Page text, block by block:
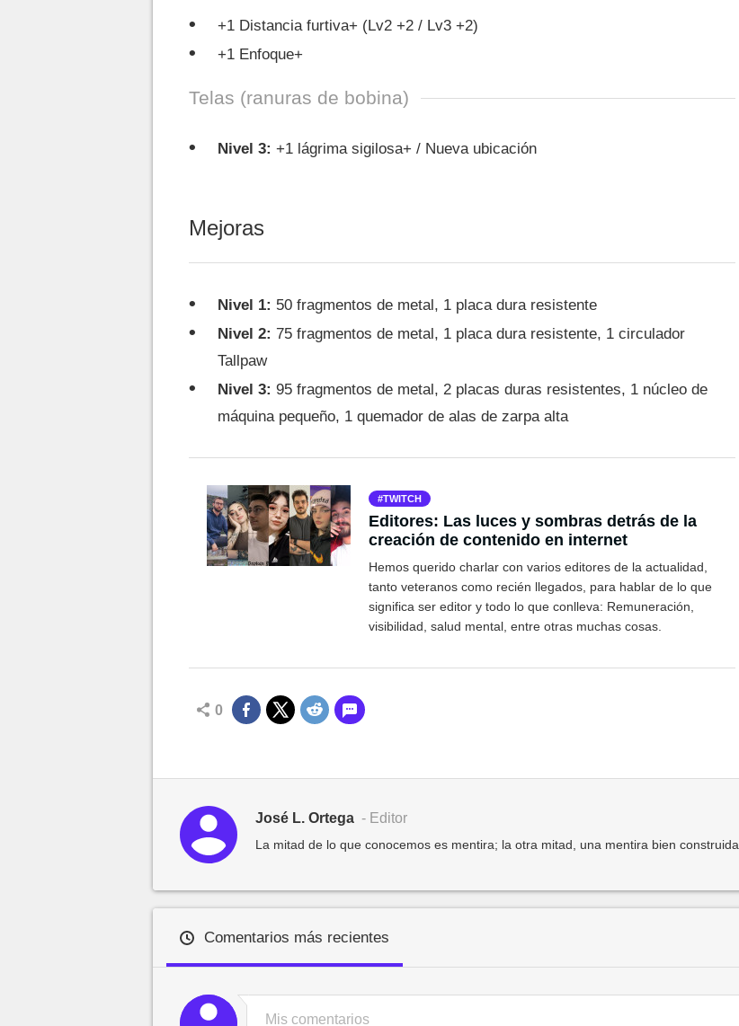
+1 Distancia furtiva+ (Lv2 +2 / Lv3 +2)
+1 Enfoque+
Telas (ranuras de bobina)
Nivel 3: +1 lágrima sigilosa+ / Nueva ubicación
Mejoras
Nivel 1: 50 fragmentos de metal, 1 placa dura resistente
Nivel 2: 75 fragmentos de metal, 1 placa dura resistente, 1 circulador
Tallpaw
Nivel 3: 95 fragmentos de metal, 2 placas duras resistentes, 1 núcleo de
máquina pequeño, 1 quemador de alas de zarpa alta
TWITCH
Editores: Las luces y sombras detrás de la
creación de contenido en internet
Hemos querido charlar con varios editores de la actualidad,
tanto veteranos como recién llegados, para hablar de lo que
significa ser editor y todo lo que conlleva: Remuneración,
visibilidad, salud mental, entre otras muchas cosas.
0
José L. Ortega - Editor
La mitad de lo que conocemos es mentira; la otra mitad, una mentira bien construida.
Comentarios más recientes